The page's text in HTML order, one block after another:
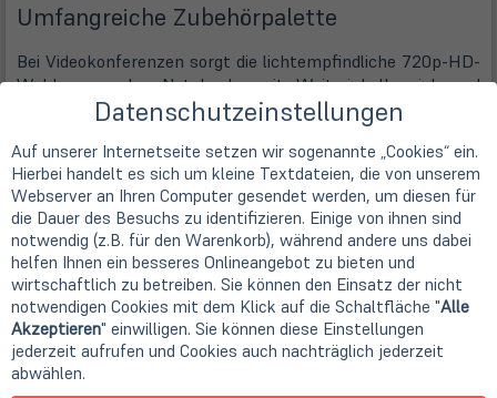
Umfangreiche Zubehörpalette
Bei Videokonferenzen sorgt die lichtempfindliche 720p-HD-
Webkamera des Notebooks mit Weitwinkelbereich und
Face-Tracking für perfekte Bilder und die zwei Mikrofone
mit Geräuschunterdrückung sorgen für einen klaren Ton.
Durch die praktischen Multimediatasten hast du jederzeit
schnellen und einfachen Zugriff auf die Mikrofon- und
Kameraeinstellungen.
Lenovo bietet für viele seiner Modelle eine umfangreiche
Zubehörpalette. Dockingstationen zum einfachen
Anschluss von Monitor, Drucker, Keyboard und Maus. Akkus
in verschiedenen Größen und mit verschiedenen Leistungen.
Zusätzliche Netzteile, Taschen, Rucksäcke. Die Geräte der
T Serie kannst du bei Bedarf erweitern und jederzeit
Datenschutzeinstellungen
Auf unserer Internetseite setzen wir sogenannte „Cookies“ ein.
Hierbei handelt es sich um kleine Textdateien, die von unserem
Webserver an Ihren Computer gesendet werden, um diesen für
die Dauer des Besuchs zu identifizieren. Einige von ihnen sind
notwendig (z.B. für den Warenkorb), während andere uns dabei
helfen Ihnen ein besseres Onlineangebot zu bieten und
wirtschaftlich zu betreiben. Sie können den Einsatz der nicht
notwendigen Cookies mit dem Klick auf die Schaltfläche "Alle
Akzeptieren" einwilligen. Sie können diese Einstellungen
jederzeit aufrufen und Cookies auch nachträglich jederzeit
abwählen.